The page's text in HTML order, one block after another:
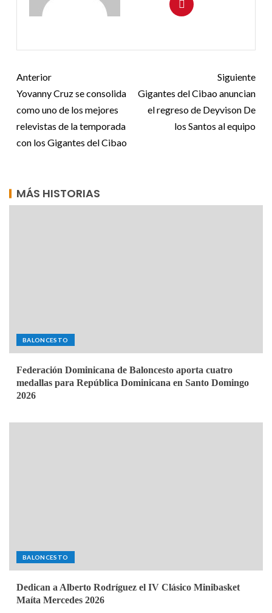
Anterior
Yovanny Cruz se consolida
como uno de los mejores
relevistas de la temporada
con los Gigantes del Cibao
Siguiente
Gigantes del Cibao anuncian
el regreso de Deyvison De
los Santos al equipo
MÁS HISTORIAS
BALONCESTO
Federación Dominicana de Baloncesto aporta cuatro
medallas para República Dominicana en Santo Domingo
2026
BALONCESTO
Dedican a Alberto Rodríguez el IV Clásico Minibasket
Maíta Mercedes 2026